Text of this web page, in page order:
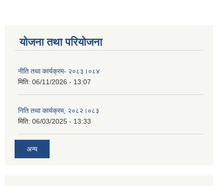
योजना तथा परियोजना
नीति तथा कार्यक्रम- २०८३।०८४
मिति: 06/11/2026 - 13:07
निति तथा कार्यक्रम, २०८२।०८३
मिति: 06/03/2025 - 13:33
अन्य